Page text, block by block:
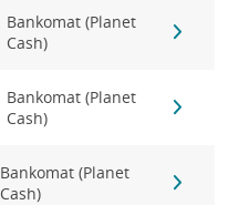
Bankomat (Planet
Cash)
Bankomat (Planet
Cash)
Bankomat (Planet
Cash)